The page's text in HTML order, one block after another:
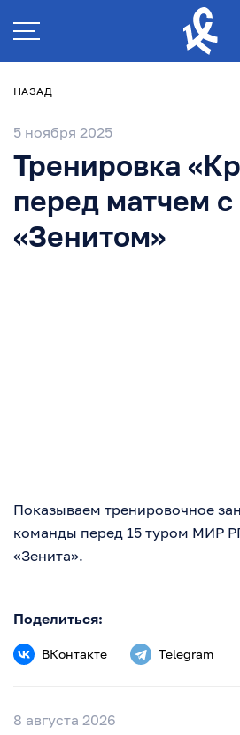
НАЗАД
5 ноября 2025
Тренировка
перед матчем с
«Зенитом»
Показываем тренировочное
команды перед 15 туром МИР
«Зенита».
Поделиться:
ВКонтакте Telegram
8 августа 2026